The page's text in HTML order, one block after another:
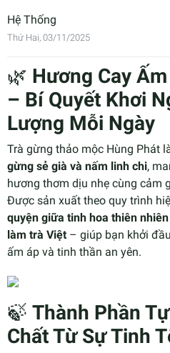
Hệ Thống
Thứ Hai, 03/11/2025
🌿 Hương Cay
– Bí Quyết Khơi
Lượng Mỗi Ngày
Trà gừng thảo mộc Hùng Phát
gừng sẻ già và nấm linh chi,
hương thơm dịu nhẹ cùng cảm
Được sản xuất theo quy trình
quyện giữa tinh hoa thiên
làm trà Việt– giúp bạn khởi
ấm áp và tinh thần an yên.
🍃 Thành Phần
Chất Từ Sự Tinh